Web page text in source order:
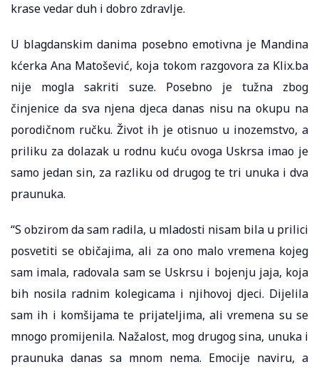
krase vedar duh i dobro zdravlje.
U blagdanskim danima posebno emotivna je Mandina
kćerka Ana Matošević, koja tokom razgovora za Klix.ba
nije mogla sakriti suze. Posebno je tužna zbog
činjenice da sva njena djeca danas nisu na okupu na
porodičnom ručku. Život ih je otisnuo u inozemstvo, a
priliku za dolazak u rodnu kuću ovoga Uskrsa imao je
samo jedan sin, za razliku od drugog te tri unuka i dva
praunuka.
“S obzirom da sam radila, u mladosti nisam bila u prilici
posvetiti se običajima, ali za ono malo vremena kojeg
sam imala, radovala sam se Uskrsu i bojenju jaja, koja
bih nosila radnim kolegicama i njihovoj djeci. Dijelila
sam ih i komšijama te prijateljima, ali vremena su se
mnogo promijenila. Nažalost, mog drugog sina, unuka i
praunuka danas sa mnom nema. Emocije naviru, a